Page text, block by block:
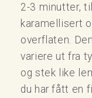
2-3 minutter,
karamellisert
overflaten.
variere ut fra
og stek like
du har fått en